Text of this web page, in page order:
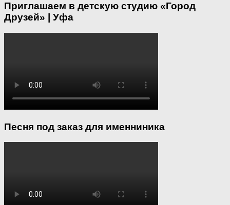
Приглашаем в детскую студию «Город
Друзей» | Уфа
Песня под заказ для именниника